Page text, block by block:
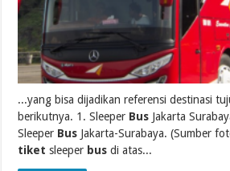
...yang bisa dijadikan referensi destinasi
berikutnya. 1. Sleeper Bus Jakarta
Sleeper Bus Jakarta-Surabaya. (Sumber
tiket sleeper bus di atas...